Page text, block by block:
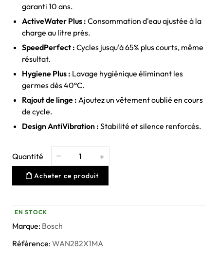
garanti 10 ans.
ActiveWater Plus : Consommation d'eau ajustée à la
charge au litre près.
SpeedPerfect : Cycles jusqu'à 65% plus courts, même
résultat.
Hygiene Plus : Lavage hygiénique éliminant les
germes dès 40°C.
Rajout de linge : Ajoutez un vêtement oublié en cours
de cycle.
Design AntiVibration : Stabilité et silence renforcés.
Quantité
Acheter ce produit
EN STOCK
Marque: Bosch
Référence:WAN282X1MA